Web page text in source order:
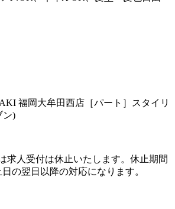
福岡大牟田西店［パート］スタイリ
ン)
求人受付は休止いたします。休止期間
の翌日以降の対応になります。